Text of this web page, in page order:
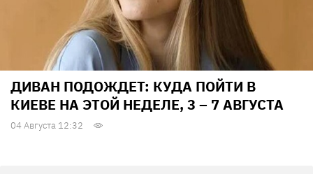
ДИВАН ПОДОЖДЕТ: КУДА ПОЙТИ В
КИЕВЕ НА ЭТОЙ НЕДЕЛЕ, 3 – 7 АВГУСТА
04 Августа 12:32